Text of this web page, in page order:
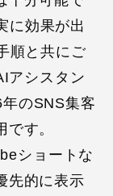
に効果が出
順と共にご
アシスタン
のSNS集客
す。
ショートな
先的に表示